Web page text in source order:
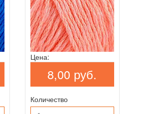
Цена:
8,00 руб.
Количество